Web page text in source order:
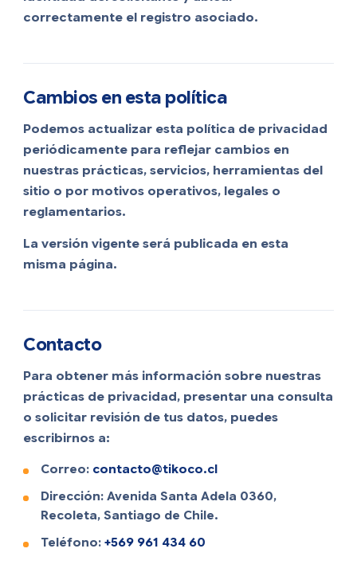
correctamente el registro asociado.
Cambios en esta política
Podemos actualizar esta política de privacidad
periódicamente para reflejar cambios en
nuestras prácticas, servicios, herramientas del
sitio o por motivos operativos, legales o
reglamentarios.
La versión vigente será publicada en esta
misma página.
Contacto
Para obtener más información sobre nuestras
prácticas de privacidad, presentar una consulta
o solicitar revisión de tus datos, puedes
escribirnos a:
Correo: contacto@tikoco.cl
Dirección: Avenida Santa Adela 0360,
Recoleta, Santiago de Chile.
Teléfono: +569 961 434 60